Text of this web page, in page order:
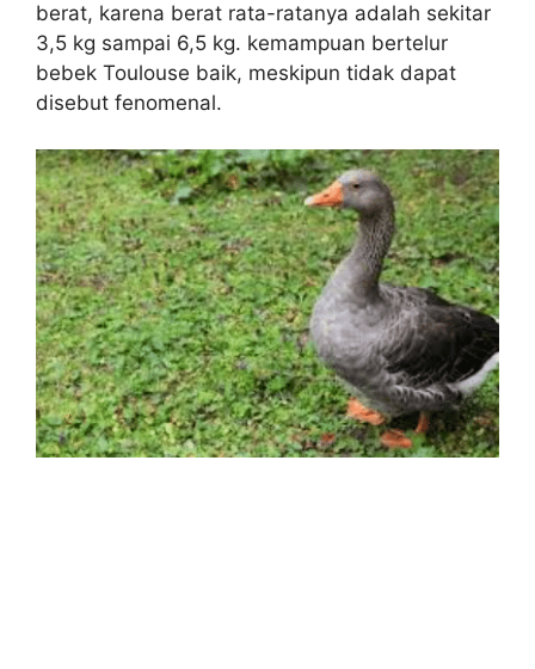
berat, karena berat rata-ratanya adalah sekitar
3,5 kg sampai 6,5 kg. kemampuan bertelur
bebek Toulouse baik, meskipun tidak dapat
disebut fenomenal.